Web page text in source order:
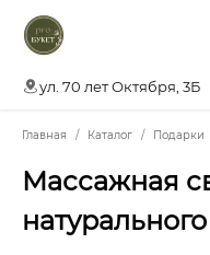
ул. 70 лет Октября, 3Б
Главная Каталог Подарки
Массажная